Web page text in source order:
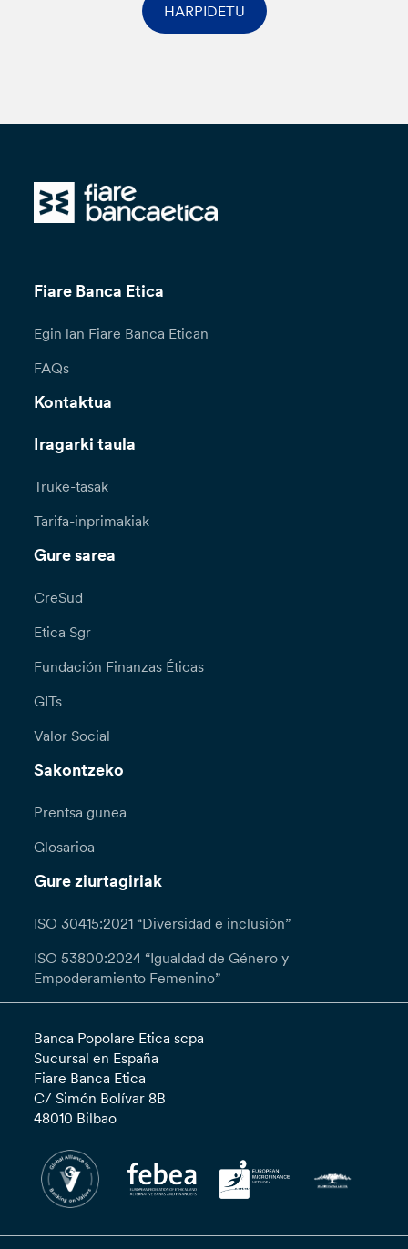
HARPIDETU
Fiare Banca Etica
Egin lan Fiare Banca Etican
FAQs
Kontaktua
Iragarki taula
Truke-tasak
Tarifa-inprimakiak
Gure sarea
CreSud
Etica Sgr
Fundación Finanzas Éticas
GITs
Valor Social
Sakontzeko
Prentsa gunea
Glosarioa
Gure ziurtagiriak
ISO 30415:2021 “Diversidad e inclusión”
ISO 53800:2024 “Igualdad de Género y
Empoderamiento Femenino”
Banca Popolare Etica scpa
Sucursal en España
Fiare Banca Etica
C/ Simón Bolívar 8B
48010 Bilbao